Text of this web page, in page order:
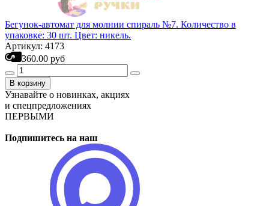
Бегунок-автомат для молнии спираль №7. Количество в
упаковке: 30 шт. Цвет: никель.
Артикул: 4173
360.00 руб
В корзину
Узнавайте о новинках, акциях
и спецпредложениях
ПЕРВЫМИ
Подпишитесь на наш